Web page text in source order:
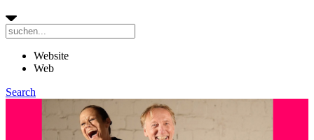
Website
Web
Search